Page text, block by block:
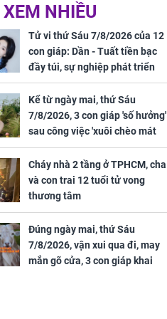
đúng
bình dân
TPHCM, cha và con
trai 12 tuổi tử vong
thương tâm
nam diễn
khi than
NHIỀU
Tử vi thứ Sáu 7/8/2026 của 12
con giáp: Dần - Tuất tiền bạc
đầy túi, sự nghiệp phát triển
hưng thịnh, Mão - Thân tài lộc
ảm đạm, mọi sự khó thành công
mỹ mãn
Kể từ ngày mai, thứ Sáu
7/8/2026, 3 con giáp 'số hưởng'
sau công việc 'xuôi chèo mát
mái', tiền tài 'thu về như nước',
tình duyên viên mãn
Cháy nhà 2 tầng ở TPHCM, cha
và con trai 12 tuổi tử vong
thương tâm
Đúng ngày mai, thứ Sáu
7/8/2026, vận xui qua đi, may
mắn gõ cửa, 3 con giáp khai